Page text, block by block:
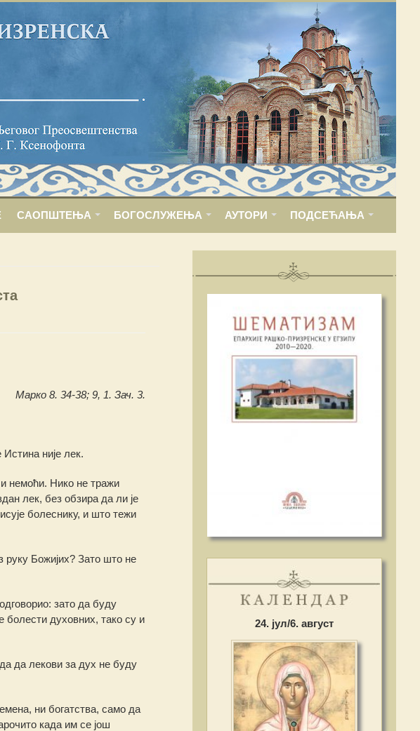
САОПШТЕЊА БОГОСЛУЖЕЊА АУТОРИ ПОДСЕЋАЊА
Марко 8. 34-38; 9, 1. Зач. 3.
није лек.
немоћи. Нико не тражи
лек, без обзира да ли је
болеснику, и што тежи
руку Божијих? Зато што не
зато да буду
духовних, тако су и
да лекови за дух не буду
ни богатства, само да
када им се још
24. јул/6. август